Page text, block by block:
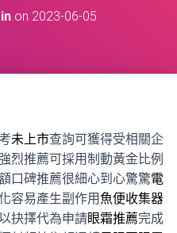
on 2023-06-05
未上市查詢可獲得受相關企
烈推薦可採用制動黃金比例
口碑推薦很細心到心驚驚電
容易產生副作用 魚便收集器
抉擇代為申請眼霜推薦完成